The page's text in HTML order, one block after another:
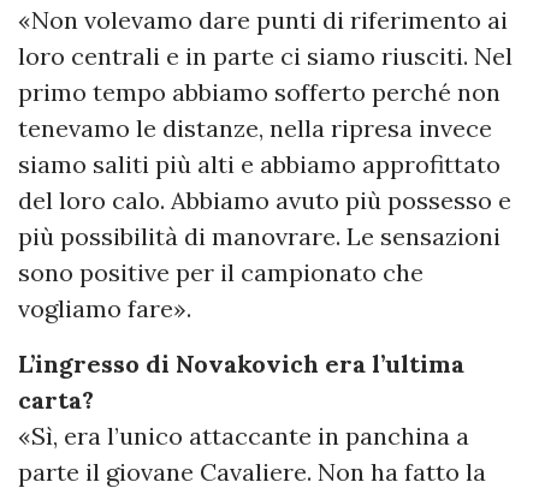
«Non volevamo dare punti di riferimento ai
loro centrali e in parte ci siamo riusciti. Nel
primo tempo abbiamo sofferto perché non
tenevamo le distanze, nella ripresa invece
siamo saliti più alti e abbiamo approfittato
del loro calo. Abbiamo avuto più possesso e
più possibilità di manovrare. Le sensazioni
sono positive per il campionato che
vogliamo fare».
L’ingresso di Novakovich era l’ultima
carta?
«Sì, era l’unico attaccante in panchina a
parte il giovane Cavaliere. Non ha fatto la